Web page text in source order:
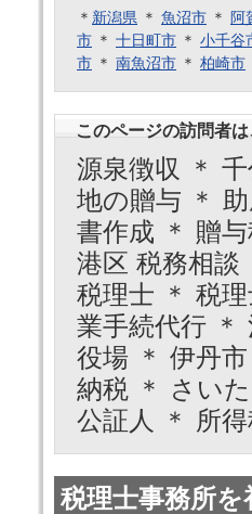
＊ 新潟県 ＊ 魚沼市 ＊ 阿
市 ＊ 十日町市 ＊ 小千谷
市 ＊ 南魚沼市 ＊ 柏崎市
このページの訪問者
源泉徴収 ＊
地の贈与 ＊
書作成 ＊ 贈
港区 税務相談
税理士 ＊ 税
業手続代行 ＊
役場 ＊ 伊丹
納税 ＊ さい
公証人 ＊ 所得
税理士事務所